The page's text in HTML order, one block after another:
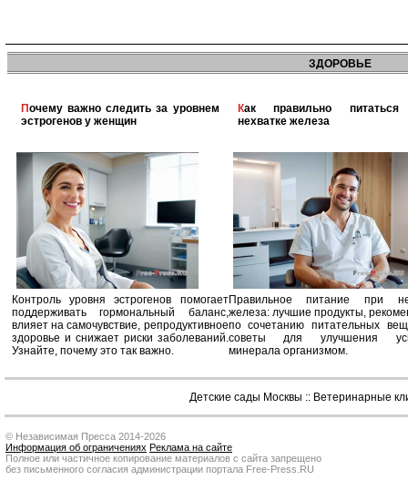
ЗДОРОВЬЕ
Почему важно следить за уровнем
эстрогенов у женщин
Контроль уровня эстрогенов помогает
поддерживать гормональный баланс,
влияет на самочувствие, репродуктивное
здоровье и снижает риски заболеваний.
Узнайте, почему это так важно.
Как правильно питаться при
нехватке железа
Правильное питание при
железа: лучшие продукты,
по сочетанию питательных
советы для улучшения
минерала организмом.
Детские сады Москвы :: Ветеринарные
© Независимая Пресса 2014-2026
Информация об ограничениях Реклама на сайте
Полное или частичное копирование материалов с сайта запрещено
без письменного согласия администрации портала Free-Press.RU